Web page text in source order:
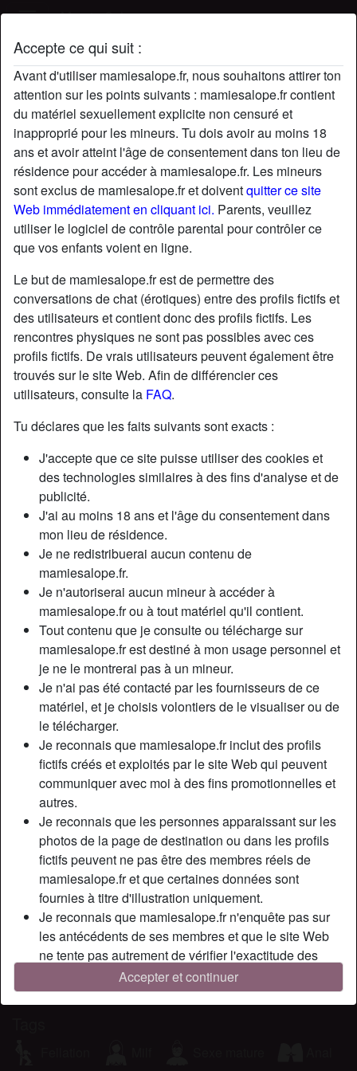
Accepte ce qui suit :
Avant d'utiliser mamiesalope.fr, nous souhaitons attirer ton
attention sur les points suivants : mamiesalope.fr contient
du matériel sexuellement explicite non censuré et
inapproprié pour les mineurs. Tu dois avoir au moins 18
ans et avoir atteint l'âge de consentement dans ton lieu de
résidence pour accéder à mamiesalope.fr. Les mineurs
sont exclus de mamiesalope.fr et doiventquitter ce site
Web immédiatement en cliquant ici. Parents, veuillez
utiliser le logiciel de contrôle parental pour contrôler ce
que vos enfants voient en ligne.
Le but de mamiesalope.fr est de permettre des
conversations de chat (érotiques) entre des profils fictifs et
des utilisateurs et contient donc des profils fictifs. Les
rencontres physiques ne sont pas possibles avec ces
profils fictifs. De vrais utilisateurs peuvent également être
trouvés sur le site Web. Afin de différencier ces
utilisateurs, consulte la FAQ.
Tu déclares que les faits suivants sont exacts :
J'accepte que ce site puisse utiliser des cookies et
des technologies similaires à des fins d'analyse et de
publicité.
J'ai au moins 18 ans et l'âge du consentement dans
mon lieu de résidence.
Je ne redistribuerai aucun contenu de
mamiesalope.fr.
Je n'autoriserai aucun mineur à accéder à
mamiesalope.fr ou à tout matériel qu'il contient.
Tout contenu que je consulte ou télécharge sur
mamiesalope.fr est destiné à mon usage personnel et
je ne le montrerai pas à un mineur.
Je n'ai pas été contacté par les fournisseurs de ce
matériel, et je choisis volontiers de le visualiser ou de
le télécharger.
Je reconnais que mamiesalope.fr inclut des profils
fictifs créés et exploités par le site Web qui peuvent
communiquer avec moi à des fins promotionnelles et
autres.
Je reconnais que les personnes apparaissant sur les
photos de la page de destination ou dans les profils
fictifs peuvent ne pas être des membres réels de
mamiesalope.fr et que certaines données sont
fournies à titre d'illustration uniquement.
Je reconnais que mamiesalope.fr n'enquête pas sur
les antécédents de ses membres et que le site Web
ne tente pas autrement de vérifier l'exactitude des
déclarations faites par ses membres.
Accepter et continuer
Mamie Salope
Profil de windflower
starAjouter chatDiscuter !
Nickname:
Windflower
Âge:
43
Pays:
France
Département:
Calvados
Sexe:
Femme
Sexualité:
Hétéro
Couleur des cheveux:
Épilé(e):
Oui
Fumeur(euse):
À l'occasion
person_pin Description
Bonjour mignon ! Que fais-tu sur ce site ? Moi, en bonne
cougar que je suis, j’ai envire de trouver quelques plans
cul avec de jeune étalons. Alors si tu es de la région et si
toi aussi tu cherches à avoir une relation sexuelle avec une
cougar, contactes-moi.
Cherche
N'a spécifié aucune préférence